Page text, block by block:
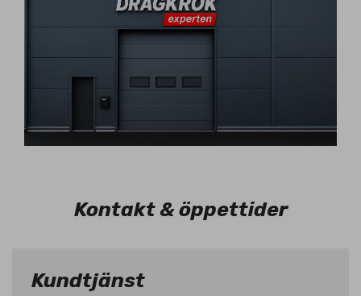
Kontakt & öppettider
Kundtjänst